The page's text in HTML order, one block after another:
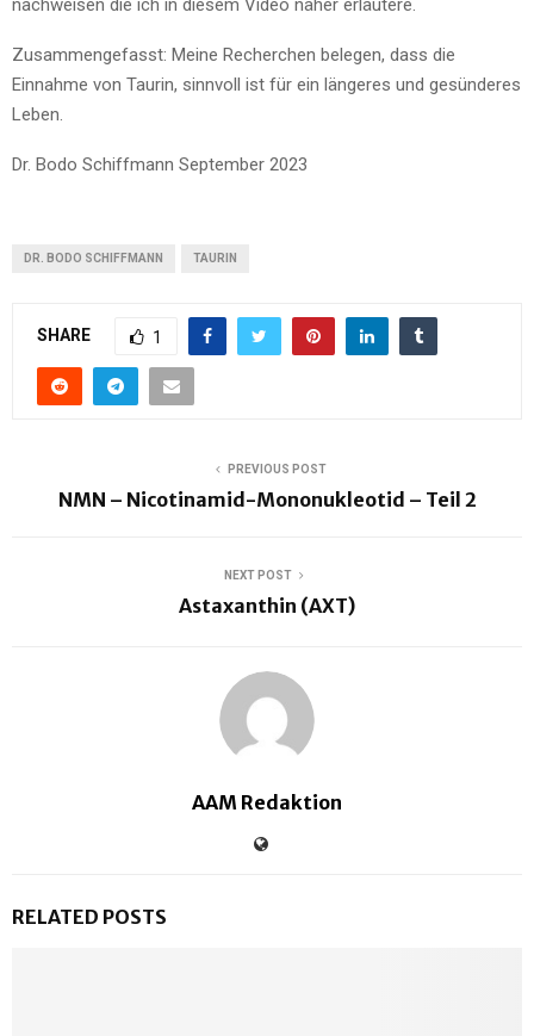
nachweisen die ich in diesem Video näher erläutere.
Zusammengefasst: Meine Recherchen belegen, dass die
Einnahme von Taurin, sinnvoll ist für ein längeres und gesünderes
Leben.
Dr. Bodo Schiffmann September 2023
DR. BODO SCHIFFMANN TAURIN
SHARE 1
PREVIOUS POST
NMN – Nicotinamid-Mononukleotid – Teil 2
NEXT POST
Astaxanthin (AXT)
AAM Redaktion
RELATED POSTS